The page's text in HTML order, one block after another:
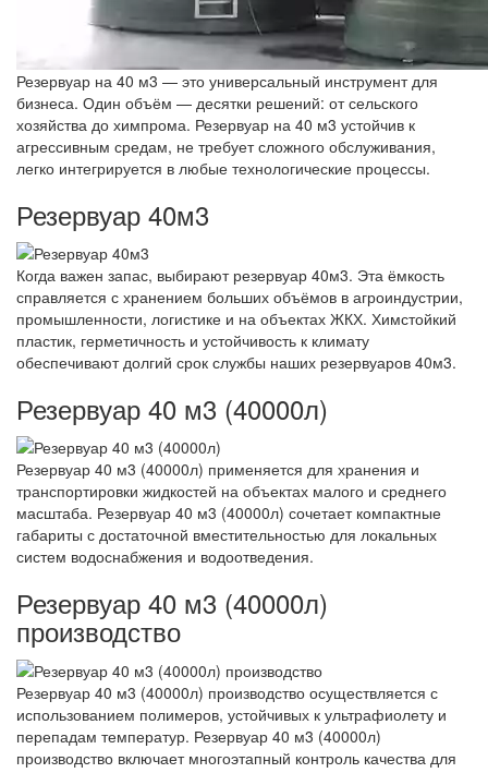
Резервуар на 40 м3 — это универсальный инструмент для
бизнеса. Один объём — десятки решений: от сельского
хозяйства до химпрома. Резервуар на 40 м3 устойчив к
агрессивным средам, не требует сложного обслуживания,
легко интегрируется в любые технологические процессы.
Резервуар 40м3
Когда важен запас, выбирают резервуар 40м3. Эта ёмкость
справляется с хранением больших объёмов в агроиндустрии,
промышленности, логистике и на объектах ЖКХ. Химстойкий
пластик, герметичность и устойчивость к климату
обеспечивают долгий срок службы наших резервуаров 40м3.
Резервуар 40 м3 (40000л)
Резервуар 40 м3 (40000л) применяется для хранения и
транспортировки жидкостей на объектах малого и среднего
масштаба. Резервуар 40 м3 (40000л) сочетает компактные
габариты с достаточной вместительностью для локальных
систем водоснабжения и водоотведения.
Резервуар 40 м3 (40000л)
производство
Резервуар 40 м3 (40000л) производство осуществляется с
использованием полимеров, устойчивых к ультрафиолету и
перепадам температур. Резервуар 40 м3 (40000л)
производство включает многоэтапный контроль качества для